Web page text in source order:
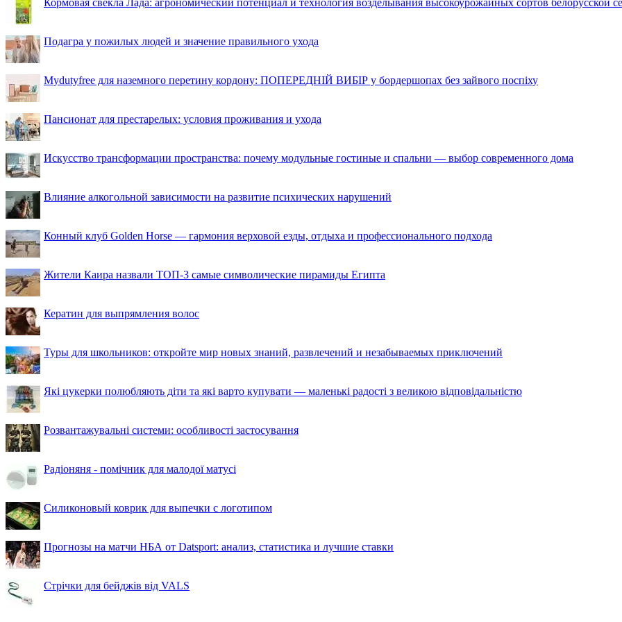
Подагра у пожилых людей и значение правильного ухода
Mydutyfree для наземного перетину кордону: ПОПЕРЕДНІЙ ВИБІР у бордершопах без зайвого поспіху
Пансионат для престарелых: условия проживания и ухода
Искусство трансформации пространства: почему модульные гостиные и спальни — выбор современного дома
Влияние алкогольной зависимости на развитие психических нарушений
Конный клуб Golden Horse — гармония верховой езды, отдыха и профессионального подхода
Жители Каира назвали ТОП-3 самые символические пирамиды Египта
Кератин для выпрямления волос
Туры для школьников: откройте мир новых знаний, развлечений и незабываемых приключений
Які цукерки полюбляють діти та які варто купувати — маленькі радості з великою відповідальністю
Розвантажувальні системи: особливості застосування
Радіоняня - помічник для малодої матусі
Силиконовый коврик для выпечки с логотипом
Прогнозы на матчи НБА от Datsport: анализ, статистика и лучшие ставки
Стрічки для бейджів від VALS